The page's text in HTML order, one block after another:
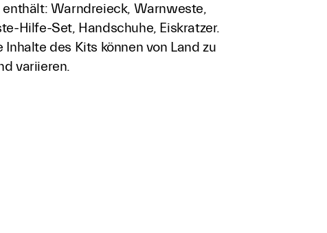
enthält: Warndreieck, Warnweste,
Hilfe-Set, Handschuhe, Eiskratzer.
Inhalte des Kits können von Land zu
variieren.